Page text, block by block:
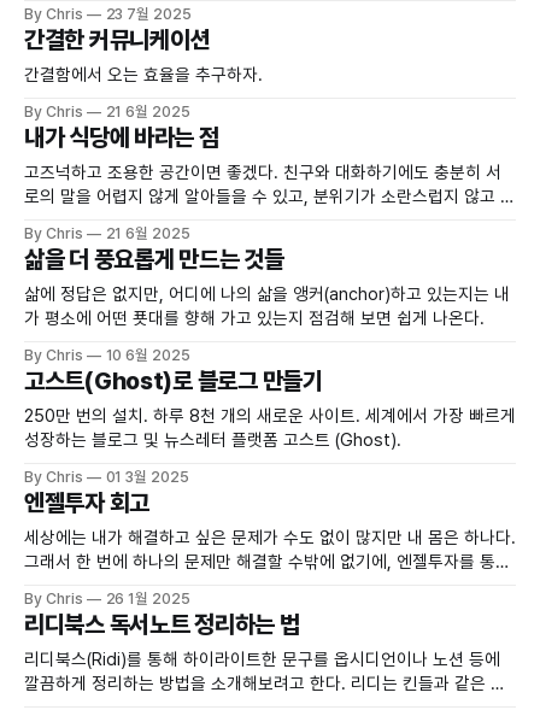
By Chris 23 7월 2025
간결한 커뮤니케이션
간결함에서 오는 효율을 추구하자.
By Chris 21 6월 2025
내가 식당에 바라는 점
고즈넉하고 조용한 공간이면 좋겠다. 친구와 대화하기에도 충분히 서
로의 말을 어렵지 않게 알아들을 수 있고, 분위기가 소란스럽지 않고 차
By Chris 21 6월 2025
삶을 더 풍요롭게 만드는 것들
삶에 정답은 없지만, 어디에 나의 삶을 앵커(anchor)하고 있는지는 내
가 평소에 어떤 푯대를 향해 가고 있는지 점검해 보면 쉽게 나온다.
By Chris 10 6월 2025
고스트(Ghost)로 블로그 만들기
250만 번의 설치. 하루 8천 개의 새로운 사이트. 세계에서 가장 빠르게
성장하는 블로그 및 뉴스레터 플랫폼 고스트 (Ghost).
By Chris 01 3월 2025
엔젤투자 회고
세상에는 내가 해결하고 싶은 문제가 수도 없이 많지만 내 몸은 하나다.
그래서 한 번에 하나의 문제만 해결할 수밖에 없기에, 엔젤투자를 통해
다.
By Chris 26 1월 2025
리디북스 독서노트 정리하는 법
리디북스(Ridi)를 통해 하이라이트한 문구를 옵시디언이나 노션 등에
깔끔하게 정리하는 방법을 소개해보려고 한다. 리디는 킨들과 같은 다